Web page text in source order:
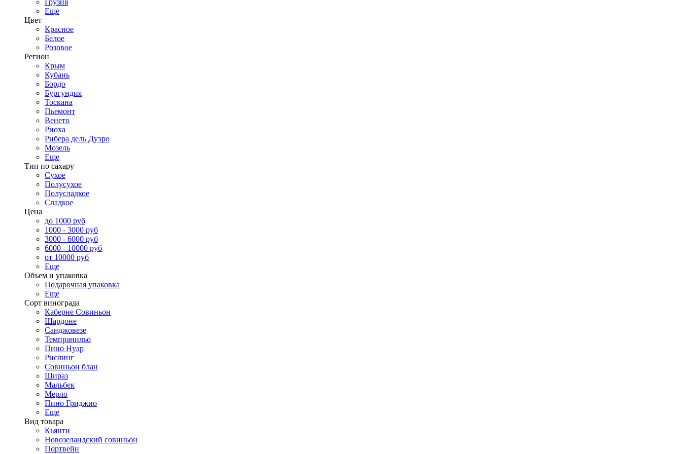
Грузия
Еще
Цвет
Красное
Белое
Розовое
Регион
Крым
Кубань
Бордо
Бургундия
Тоскана
Пьемонт
Венето
Риоха
Рибера дель Дуэро
Мозель
Еще
Тип по сахару
Сухое
Полусухое
Полусладкое
Сладкое
Цена
до 1000 руб
1000 - 3000 руб
3000 - 6000 руб
6000 - 10000 руб
от 10000 руб
Еще
Объем и упаковка
Подарочная упаковка
Еще
Сорт винограда
Каберне Совиньон
Шардоне
Санджовезе
Темпранильо
Пино Нуар
Рислинг
Совиньон блан
Шираз
Мальбек
Мерло
Пино Гриджио
Еще
Вид товара
Кьянти
Новозеландский совиньон
Портвейн